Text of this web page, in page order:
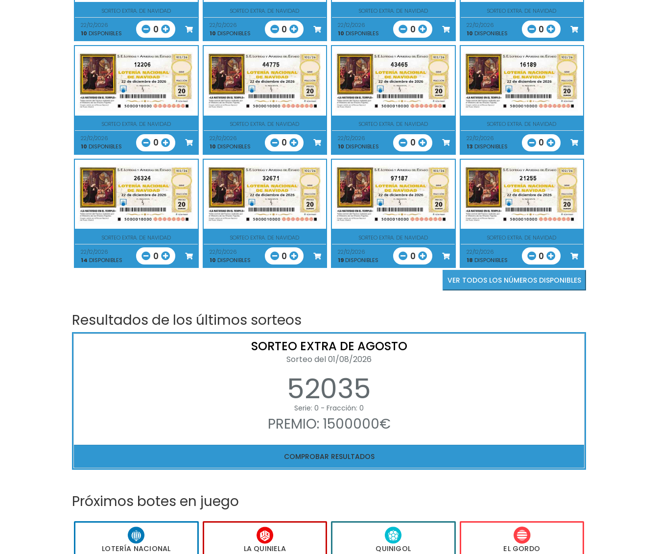
SORTEO EXTRA. DE NAVIDAD
22/12/2026
10 DISPONIBLES 0
SORTEO EXTRA. DE NAVIDAD
22/12/2026
10 DISPONIBLES 0
SORTEO EXTRA. DE NAVIDAD
22/12/2026
10 DISPONIBLES 0
SORTEO EXTRA. DE NAVIDAD
22/12/2026
10 DISPONIBLES 0
12206
SORTEO EXTRA. DE NAVIDAD
22/12/2026
10 DISPONIBLES 0
44775
SORTEO EXTRA. DE NAVIDAD
22/12/2026
10 DISPONIBLES 0
43465
SORTEO EXTRA. DE NAVIDAD
22/12/2026
10 DISPONIBLES 0
16189
SORTEO EXTRA. DE NAVIDAD
22/12/2026
13 DISPONIBLES 0
26324
SORTEO EXTRA. DE NAVIDAD
22/12/2026
14 DISPONIBLES 0
32671
SORTEO EXTRA. DE NAVIDAD
22/12/2026
10 DISPONIBLES 0
97187
SORTEO EXTRA. DE NAVIDAD
22/12/2026
19 DISPONIBLES 0
21255
SORTEO EXTRA. DE NAVIDAD
22/12/2026
18 DISPONIBLES 0
VER TODOS LOS NÚMEROS DISPONIBLES
Resultados de los últimos sorteos
SORTEO EXTRA DE AGOSTO
Sorteo del 01/08/2026
52035
Serie: 0 - Fracción: 0
PREMIO: 1500000€
COMPROBAR RESULTADOS
Próximos botes en juego
LOTERÍA NACIONAL
LA QUINIELA
QUINIGOL
EL GORDO